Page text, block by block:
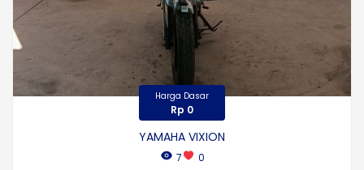
Harga Dasar
Rp 0
YAMAHA VIXION
7
0